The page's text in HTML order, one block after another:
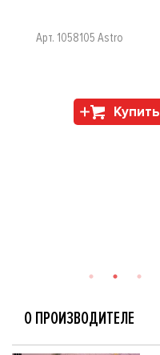
Арт. 1058105 Astro
Купить
О ПРОИЗВОДИТЕЛЕ